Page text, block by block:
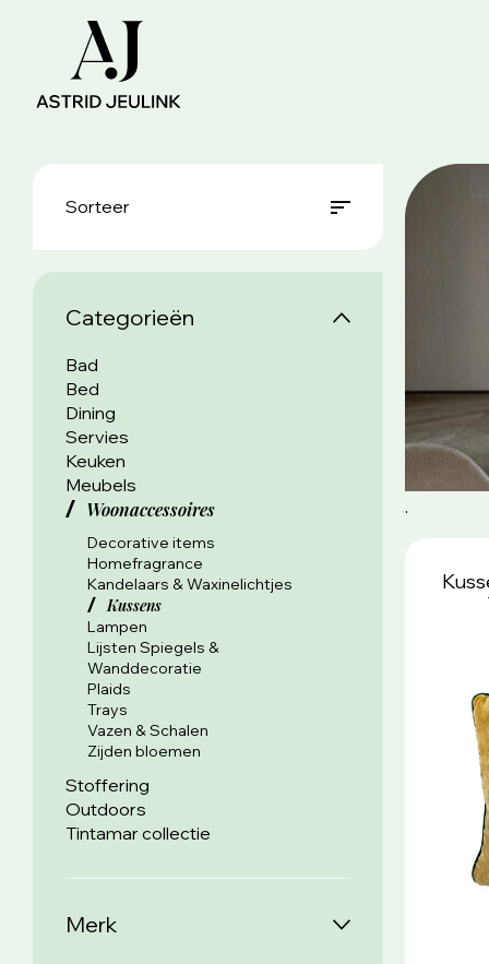
Sorteer
Categorieën
Bad
Bed
Dining
Servies
Keuken
Meubels
Woonaccessoires
Decorative items
Homefragrance
Kandelaars & Waxinelichtjes
Kussens
Lampen
Lijsten Spiegels &
Wanddecoratie
Plaids
Trays
Vazen & Schalen
Zijden bloemen
Stoffering
Outdoors
Tintamar collectie
Merk
.